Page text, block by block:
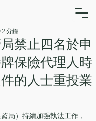
禁止四名於申
保險代理人時
的人士重投業
2 分鐘
局）持續加强執法工作，